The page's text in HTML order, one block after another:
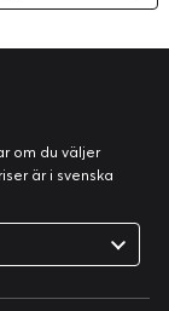
om du väljer
är i svenska